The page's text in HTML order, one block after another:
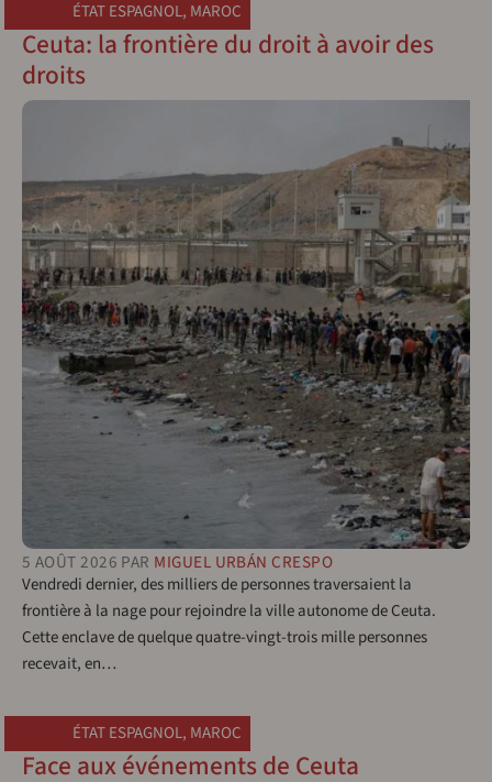
ÉTAT ESPAGNOL, MAROC
Ceuta: la frontière du droit à avoir des
droits
5 AOÛT 2026 PAR MIGUEL URBÁN CRESPO
Vendredi dernier, des milliers de personnes traversaient la
frontière à la nage pour rejoindre la ville autonome de Ceuta.
Cette enclave de quelque quatre-vingt-trois mille personnes
recevait, en…
ÉTAT ESPAGNOL, MAROC
Face aux événements de Ceuta